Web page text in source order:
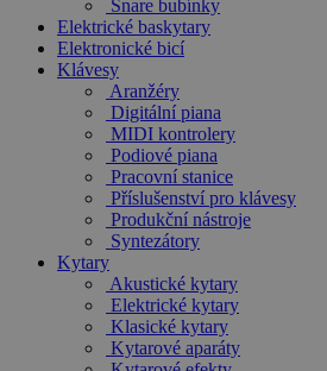
Snare bubínky
Elektrické baskytary
Elektronické bicí
Klávesy
Aranžéry
Digitální piana
MIDI kontrolery
Podiové piana
Pracovní stanice
Příslušenství pro klávesy
Produkční nástroje
Syntezátory
Kytary
Akustické kytary
Elektrické kytary
Klasické kytary
Kytarové aparáty